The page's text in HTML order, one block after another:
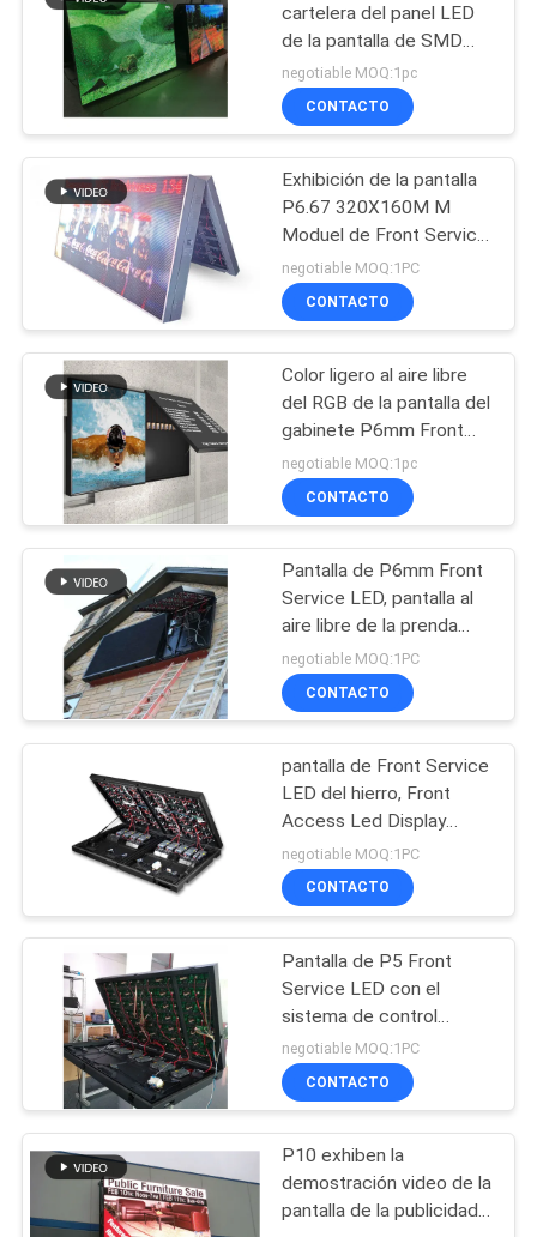
ÉNTRENOS
CONTACTO
CON
NOTICIAS
UNA
CITA
MAPA
DEL
SITIO
PRIVACY
POLICY
cartelera del panel LED
de la pantalla de SMD
4m m Front Service LED
negotiable MOQ:1pc
CONTACTO
Exhibición de la pantalla
P6.67 320X160M M
Moduel de Front Service
LED de la publicidad al
aire libre
negotiable MOQ:1PC
CONTACTO
Color ligero al aire libre
del RGB de la pantalla del
gabinete P6mm Front
Service LED
negotiable MOQ:1pc
CONTACTO
Pantalla de P6mm Front
Service LED, pantalla al
aire libre de la prenda
impermeable LED de
MEANWELL
negotiable MOQ:1PC
CONTACTO
pantalla de Front Service
LED del hierro, Front
Access Led Display
impermeable
negotiable MOQ:1PC
CONTACTO
Pantalla de P5 Front
Service LED con el
sistema de control
Wifi/4G del POE
negotiable MOQ:1PC
CONTACTO
P10 exhiben la
demostración video de la
pantalla de la publicidad